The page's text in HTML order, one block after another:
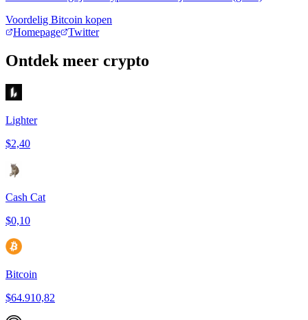
Voordelig Bitcoin kopen
Homepage
Twitter
Ontdek meer crypto
Lighter
$2,40
Cash Cat
$0,10
Bitcoin
$64.910,82